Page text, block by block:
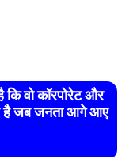
वो कॉरपोरेट और
है जब जनता आगे आए